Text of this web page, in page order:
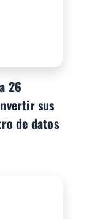
26
sus
de datos